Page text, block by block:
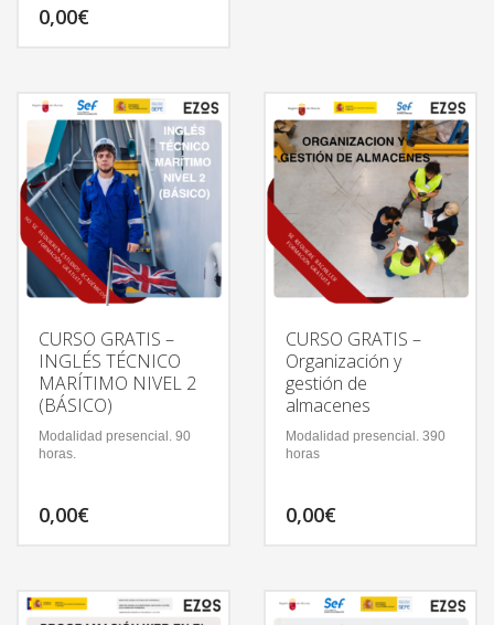
0,00€
CURSO GRATIS –
INGLÉS TÉCNICO
MARÍTIMO NIVEL 2
(BÁSICO)
Modalidad presencial. 90
horas.
0,00€
CURSO GRATIS –
Organización y
gestión de
almacenes
Modalidad presencial. 390
horas
0,00€